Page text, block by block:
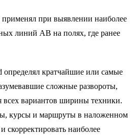
при выявлении наиболее
линий AB на полях, где ранее
определял кратчайшие или самые
сложные развороты,
всех вариантов ширины техники.
курсы и маршруты в наложенном
скорректировать наиболее